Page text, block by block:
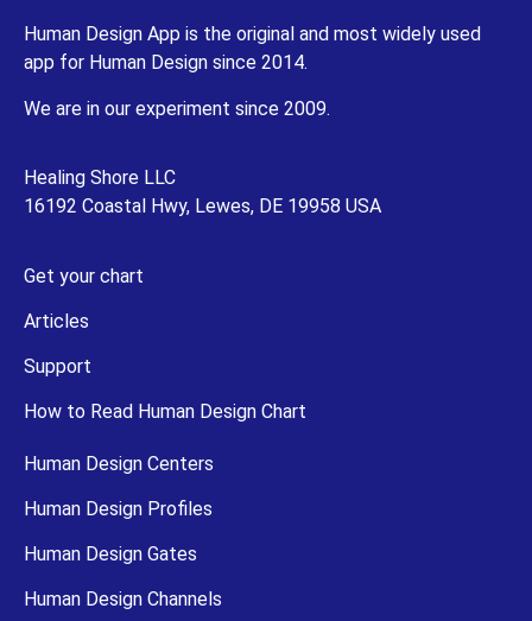
Human Design App is the original and most widely used
app for Human Design since 2014.
We are in our experiment since 2009.
Healing Shore LLC
16192 Coastal Hwy, Lewes, DE 19958 USA
Get your chart
Articles
Support
How to Read Human Design Chart
Human Design Centers
Human Design Profiles
Human Design Gates
Human Design Channels